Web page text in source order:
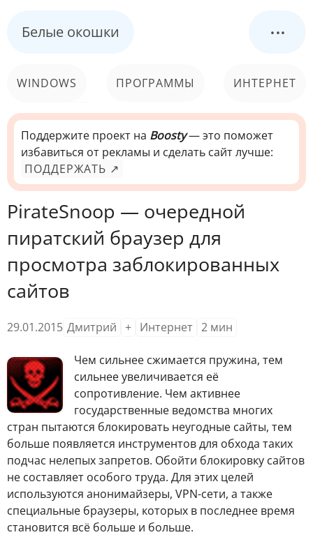
Белые окошки ...
WINDOWS ПРОГРАММЫ ИНТЕРНЕТ
КОМПЬЮТЕР
СИСТЕМА
Поддержите проект на Boosty— это поможет
избавиться от рекламы и сделать сайт лучше:
ПОДДЕРЖАТЬ ↗
PirateSnoop — очередной
пиратский браузер для
просмотра заблокированных
сайтов
29.01.2015 Дмитрий + Интернет 2 мин
Чем сильнее сжимается пружина, тем
сильнее увеличивается её
сопротивление. Чем активнее
государственные ведомства многих
стран пытаются блокировать неугодные сайты, тем
больше появляется инструментов для обхода таких
подчас нелепых запретов. Обойти блокировку сайтов
не составляет особого труда. Для этих целей
используются анонимайзеры, VPN-сети, а также
специальные браузеры, которых в последнее время
становится всё больше и больше.